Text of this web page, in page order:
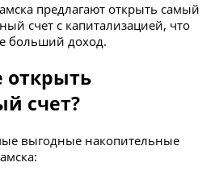
предлагают открыть самый
счет с капитализацией, что
больший доход.
открыть
счет?
выгодные накопительные